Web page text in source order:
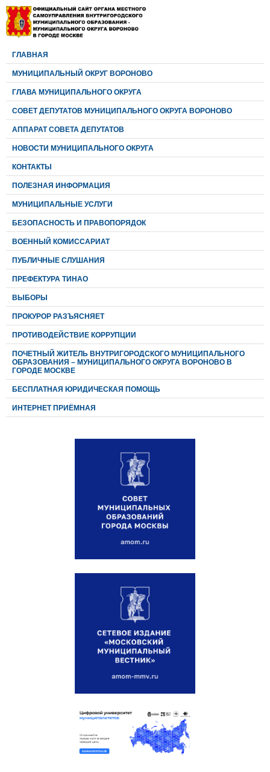
ГЛАВНАЯ
МУНИЦИПАЛЬНЫЙ ОКРУГ ВОРОНОВО
ГЛАВА МУНИЦИПАЛЬНОГО ОКРУГА
CОВЕТ ДЕПУТАТОВ МУНИЦИПАЛЬНОГО ОКРУГА ВОРОНОВО
АППАРАТ СОВЕТА ДЕПУТАТОВ
НОВОСТИ МУНИЦИПАЛЬНОГО ОКРУГА
КОНТАКТЫ
ПОЛЕЗНАЯ ИНФОРМАЦИЯ
МУНИЦИПАЛЬНЫЕ УСЛУГИ
БЕЗОПАСНОСТЬ И ПРАВОПОРЯДОК
ВОЕННЫЙ КОМИССАРИАТ
ПУБЛИЧНЫЕ СЛУШАНИЯ
ПРЕФЕКТУРА ТИНАО
ВЫБОРЫ
ПРОКУРОР РАЗЪЯСНЯЕТ
ПРОТИВОДЕЙСТВИЕ КОРРУПЦИИ
ПОЧЕТНЫЙ ЖИТЕЛЬ ВНУТРИГОРОДСКОГО МУНИЦИПАЛЬНОГО
ОБРАЗОВАНИЯ – МУНИЦИПАЛЬНОГО ОКРУГА ВОРОНОВО В
ГОРОДЕ МОСКВЕ
БЕСПЛАТНАЯ ЮРИДИЧЕСКАЯ ПОМОЩЬ
ИНТЕРНЕТ ПРИЁМНАЯ